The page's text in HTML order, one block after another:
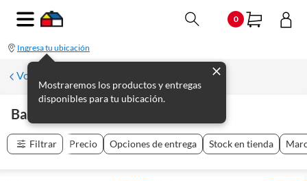
0
Ingresa tu ubicación
Mostraremos los productos y entregas
disponibles para tu ubicación.
Volver a Pisos y Revestimientos
Baldosas Y Piedras
Filtrar Precio Opciones de entrega Stock en tienda